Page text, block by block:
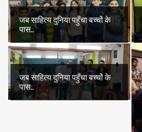
जब साहित्य दुनिया पहुँचा बच्चों के
पास..
जब साहित्य दुनिया पहुँचा बच्चों के
पास..